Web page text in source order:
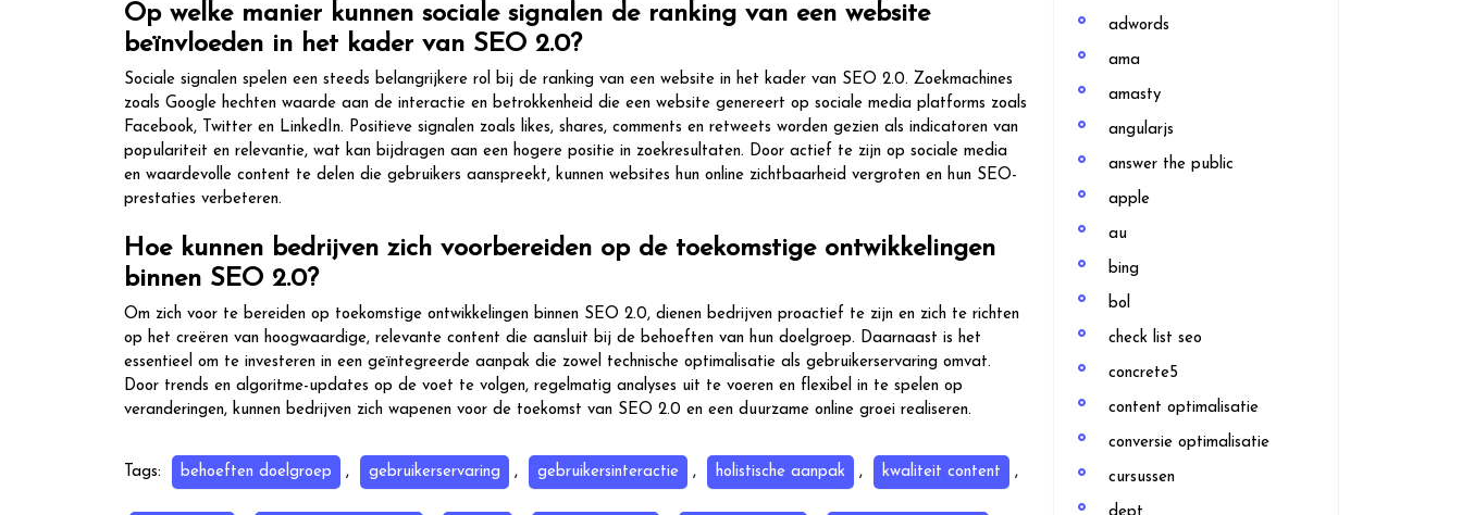
Op welke manier kunnen sociale signalen de ranking van een website
beïnvloeden in het kader van SEO 2.0?
Sociale signalen spelen een steeds belangrijkere rol bij de ranking van een website in het kader van SEO 2.0. Zoekmachines
zoals Google hechten waarde aan de interactie en betrokkenheid die een website genereert op sociale media platforms zoals
Facebook, Twitter en LinkedIn. Positieve signalen zoals likes, shares, comments en retweets worden gezien als indicatoren van
populariteit en relevantie, wat kan bijdragen aan een hogere positie in zoekresultaten. Door actief te zijn op sociale media
en waardevolle content te delen die gebruikers aanspreekt, kunnen websites hun online zichtbaarheid vergroten en hun SEO-
prestaties verbeteren.
Hoe kunnen bedrijven zich voorbereiden op de toekomstige ontwikkelingen
binnen SEO 2.0?
Om zich voor te bereiden op toekomstige ontwikkelingen binnen SEO 2.0, dienen bedrijven proactief te zijn en zich te richten
op het creëren van hoogwaardige, relevante content die aansluit bij de behoeften van hun doelgroep. Daarnaast is het
essentieel om te investeren in een geïntegreerde aanpak die zowel technische optimalisatie als gebruikerservaring omvat.
Door trends en algoritme-updates op de voet te volgen, regelmatig analyses uit te voeren en flexibel in te spelen op
veranderingen, kunnen bedrijven zich wapenen voor de toekomst van SEO 2.0 en een duurzame online groei realiseren.
Tags: behoeften doelgroep , gebruikerservaring , gebruikersinteractie , holistische aanpak , kwaliteit content ,
adwords
ama
amasty
angularjs
answer the public
apple
au
bing
bol
check list seo
concrete5
content optimalisatie
conversie optimalisatie
cursussen